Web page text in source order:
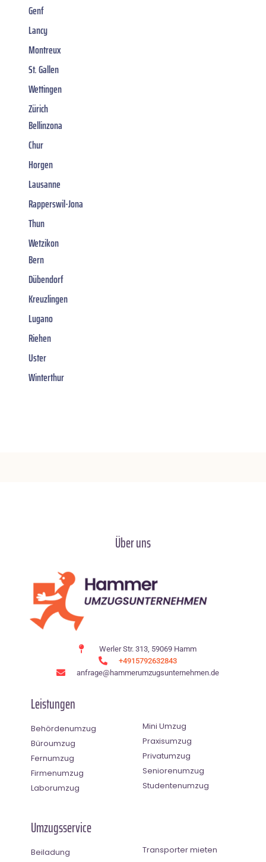
Genf
Lancy
Montreux
St. Gallen
Wettingen
Zürich
Bellinzona
Chur
Horgen
Lausanne
Rapperswil-Jona
Thun
Wetzikon
Bern
Dübendorf
Kreuzlingen
Lugano
Riehen
Uster
Winterthur
Über uns
Werler Str. 313, 59069 Hamm
+4915792632843
anfrage@hammerumzugsunternehmen.de
Leistungen
Behördenumzug
Büroumzug
Fernumzug
Firmenumzug
Laborumzug
Mini Umzug
Praxisumzug
Privatumzug
Seniorenumzug
Studentenumzug
Umzugsservice
Beiladung
Transporter mieten